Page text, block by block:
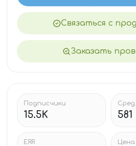
Связаться с
Заказать
Подписчики
15.5K 581
ERR Цена